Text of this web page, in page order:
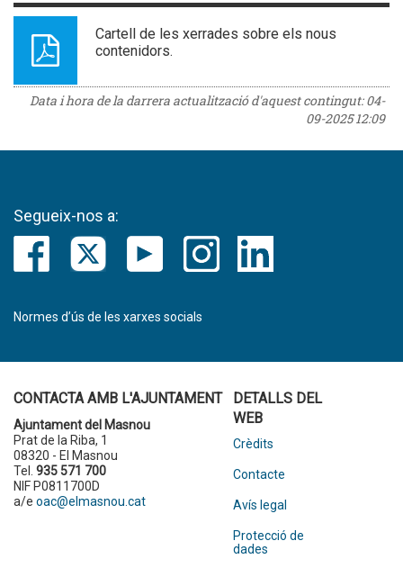
Cartell de les xerrades sobre els nous
contenidors.
Data i hora de la darrera actualització d'aquest contingut:04-
09-2025 12:09
Segueix-nos a:
Normes d’ús de les xarxes socials
CONTACTA AMB L'AJUNTAMENT
Ajuntament del Masnou
Prat de la Riba, 1
08320 - El Masnou
Tel. 935 571 700
NIF P0811700D
a/e oac@elmasnou.cat
DETALLS DEL
WEB
Crèdits
Contacte
Avís legal
Protecció de
dades